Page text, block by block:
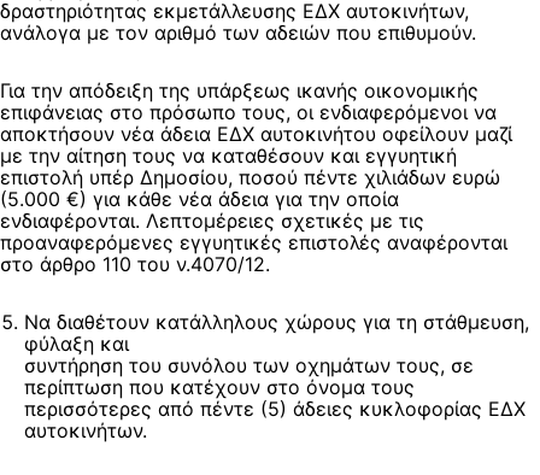
δραστηριότητας εκμετάλλευσης ΕΔΧ αυτοκινήτων,
ανάλογα με τον αριθμό των αδειών που επιθυμούν.
Για την απόδειξη της υπάρξεως ικανής οικονομικής
επιφάνειας στο πρόσωπο τους, οι ενδιαφερόμενοι να
αποκτήσουν νέα άδεια ΕΔΧ αυτοκινήτου οφείλουν μαζί
με την αίτηση τους να καταθέσουν και εγγυητική
επιστολή υπέρ Δημοσίου, ποσού πέντε χιλιάδων ευρώ
(5.000 €) για κάθε νέα άδεια για την οποία
ενδιαφέρονται. Λεπτομέρειες σχετικές με τις
προαναφερόμενες εγγυητικές επιστολές αναφέρονται
στο άρθρο 110 του ν.4070/12.
Να διαθέτουν κατάλληλους χώρους για τη στάθμευση,
φύλαξη και
συντήρηση του συνόλου των οχημάτων τους, σε
περίπτωση που κατέχουν στο όνομα τους
περισσότερες από πέντε (5) άδειες κυκλοφορίας ΕΔΧ
αυτοκινήτων.